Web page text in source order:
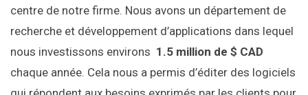
centre de notre firme. Nous avons un département de
recherche et développement d’applications dans lequel
nous investissons environs 1.5 million de $ CAD
chaque année. Cela nous a permis d’éditer des logiciels